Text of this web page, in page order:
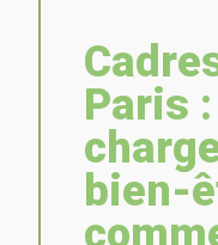
Paris
bien-